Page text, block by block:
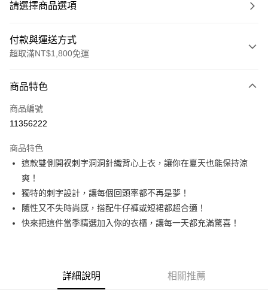
請選擇商品選項
付款與運送方式
超取滿NT$1,800免運
信用卡一次付款
超商取貨付款
Apple Pay
悠遊付
Google Pay
全盈+PAY
【關於「AFTEE先享後付」】
AFTEE先享後付是「在收到商品之後才付款」的支付方式。 讓您購物簡單
商品特色
商品編號
11356222
商品特色
這款雙側開衩刺字洞洞針織背心上衣，讓你在夏天也能保持涼
爽！
獨特的刺字設計，讓每個回頭率都不再是夢！
隨性又不失時尚感，搭配牛仔褲或短裙都超合適！
快來把這件當季精選加入你的衣櫃，讓每一天都充滿驚喜！
詳細說明 相關推薦